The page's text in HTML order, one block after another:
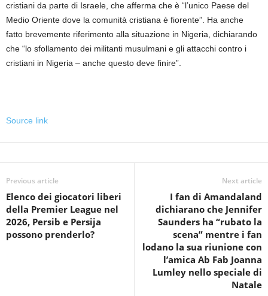
cristiani da parte di Israele, che afferma che è “l’unico Paese del
Medio Oriente dove la comunità cristiana è fiorente”. Ha anche
fatto brevemente riferimento alla situazione in Nigeria, dichiarando
che “lo sfollamento dei militanti musulmani e gli attacchi contro i
cristiani in Nigeria – anche questo deve finire”.
Source link
Previous article
Elenco dei giocatori liberi
della Premier League nel
2026, Persib e Persija
possono prenderlo?
Next article
I fan di Amandaland
dichiarano che Jennifer
Saunders ha “rubato la
scena” mentre i fan
lodano la sua riunione con
l’amica Ab Fab Joanna
Lumley nello speciale di
Natale